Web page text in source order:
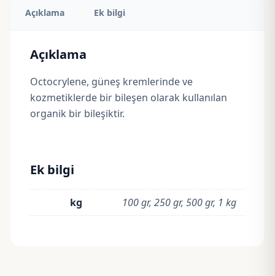
Açıklama Ek bilgi
Açıklama
Octocrylene, güneş kremlerinde ve
kozmetiklerde bir bileşen olarak kullanılan
organik bir bileşiktir.
Ek bilgi
kg 100 gr, 250 gr, 500 gr, 1 kg